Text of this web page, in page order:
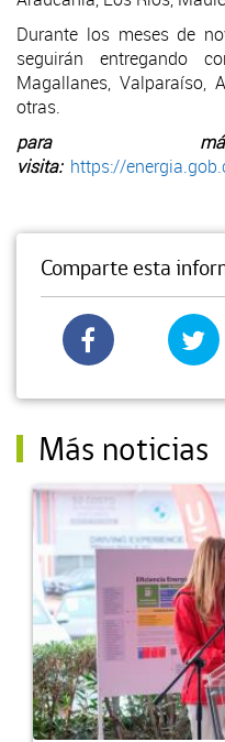
Durante los meses de
seguirán entregando
Magallanes, Valparaíso,
otras.
para más
visita: https://
Comparte esta
Más noticias